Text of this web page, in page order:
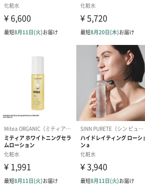
プリザーブドフラワー
ブーケ（ピンク）
（2,580円）
プリザーブド
ブーケ（ブルー）
（2,580円）
愛らしいぬいぐるみを同梱してお届けしま
誕生日・記念日・出産祝いなどのシーン